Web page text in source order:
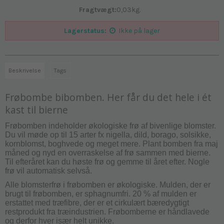
Fragtvægt:0,03kg.
Lagerstatus: Ikke på lager
Beskrivelse Tags
Frøbombe bibomben. Her får du det hele i ét
kast til bierne
Frøbomben indeholder økologiske frø af bivenlige blomster.
Du vil møde op til 15 arter fx nigella, dild, borago, solsikke,
kornblomst, boghvede og meget mere. Plant bomben fra maj
måned og nyd en overraskelse af frø sammen med bierne.
Til efteråret kan du høste frø og gemme til året efter. Nogle
frø vil automatisk selvså.
Alle blomsterfrø i frøbomben er økologiske. Mulden, der er
brugt til frøbomben, er sphagnumfri. 20 % af mulden er
erstattet med træfibre, der er et cirkulært bæredygtigt
restprodukt fra træindustrien. Frøbomberne er håndlavede
og derfor hver især helt unikke.